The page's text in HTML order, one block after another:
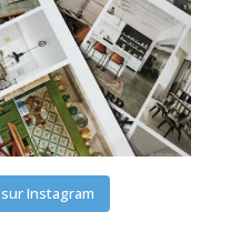
Instagram